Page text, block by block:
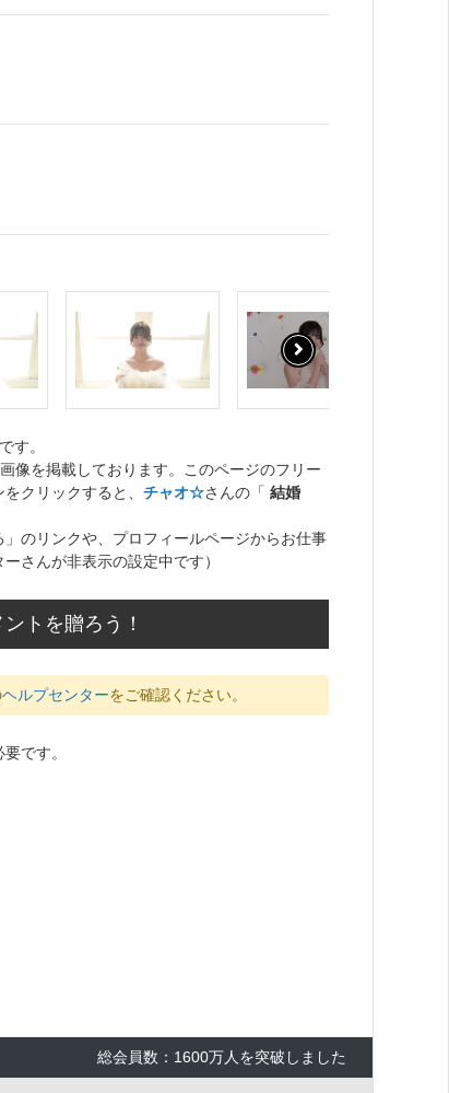
す。
像を掲載しております。このページのフリー
クリックすると、 チャオ☆さんの「 結婚
のリンクや、プロフィールページからお仕事
さんが非表示の設定中です）
トを贈ろう！
ヘルプセンターをご確認ください。
です。
総会員数：1600万人を突破しました